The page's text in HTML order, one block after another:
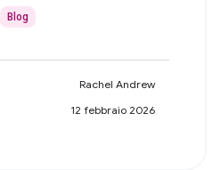
Blog
Rachel Andrew
12 febbraio 2026